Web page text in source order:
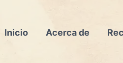
Inicio Acerca de